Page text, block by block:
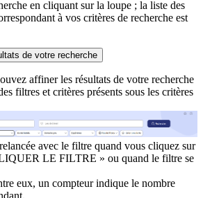
en cliquant sur la loupe ; la liste des
à vos critères de recherche est
de votre recherche
affiner les résultats de votre recherche
filtres et critères présents sous les critères
avec le filtre quand vous cliquez sur
LE FILTRE » ou quand le filtre se
eux, un compteur indique le nombre